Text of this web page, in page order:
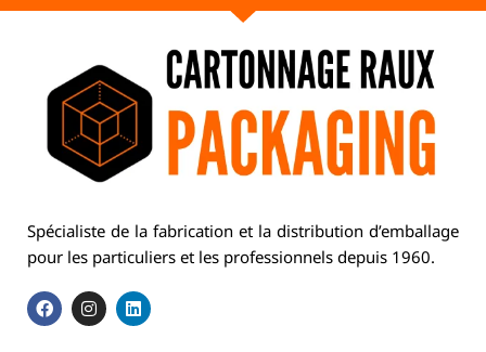
Spécialiste de la fabrication et la distribution d’emballage
pour les particuliers et les professionnels depuis 1960.